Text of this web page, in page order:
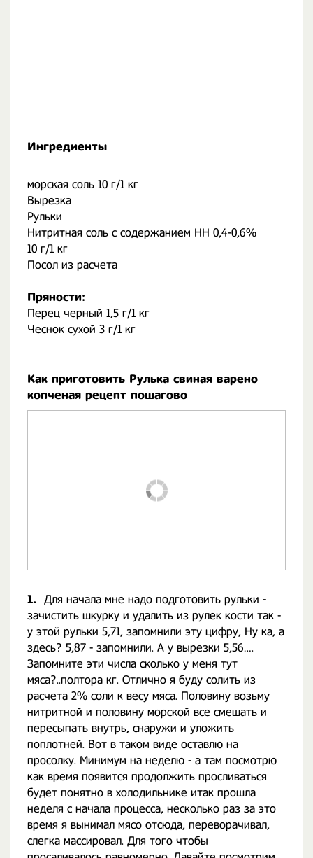
Ингредиенты
морская соль 10 г/1 кг
Вырезка
Рульки
Нитритная соль с содержанием НН 0,4-0,6%
10 г/1 кг
Посол из расчета
Пряности:
Перец черный 1,5 г/1 кг
Чеснок сухой 3 г/1 кг
Как приготовить Рулька свиная варено
копченая рецепт пошагово
1. Для начала мне надо подготовить рульки -
зачистить шкурку и удалить из рулек кости так -
у этой рульки 5,71, запомнили эту цифру, Ну ка, а
здесь? 5,87 - запомнили. А у вырезки 5,56….
Запомните эти числа сколько у меня тут
мяса?..полтора кг. Отлично я буду солить из
расчета 2% соли к весу мяса. Половину возьму
нитритной и половину морской все смешать и
пересыпать внутрь, снаружи и уложить
поплотней. Вот в таком виде оставлю на
просолку. Минимум на неделю - а там посмотрю
как время появится продолжить просливаться
будет понятно в холодильнике итак прошла
неделя с начала процесса, несколько раз за это
время я вынимал мясо отсюда, переворачивал,
слегка массировал. Для того чтобы